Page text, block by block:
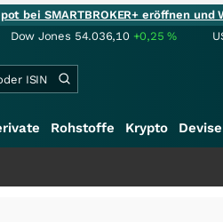
bei SMARTBROKER+ eröffnen und
Dow Jones 54.036,10 +0,25%
Rohstoffe Krypto